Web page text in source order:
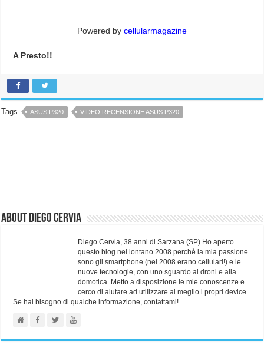
Powered by cellularmagazine
A Presto!!
Tags ASUS P320 VIDEO RECENSIONE ASUS P320
About Diego Cervia
Diego Cervia, 38 anni di Sarzana (SP) Ho aperto
questo blog nel lontano 2008 perchè la mia passione
sono gli smartphone (nel 2008 erano cellulari!) e le
nuove tecnologie, con uno sguardo ai droni e alla
domotica. Metto a disposizione le mie conoscenze e
cerco di aiutare ad utilizzare al meglio i propri device.
Se hai bisogno di qualche informazione, contattami!